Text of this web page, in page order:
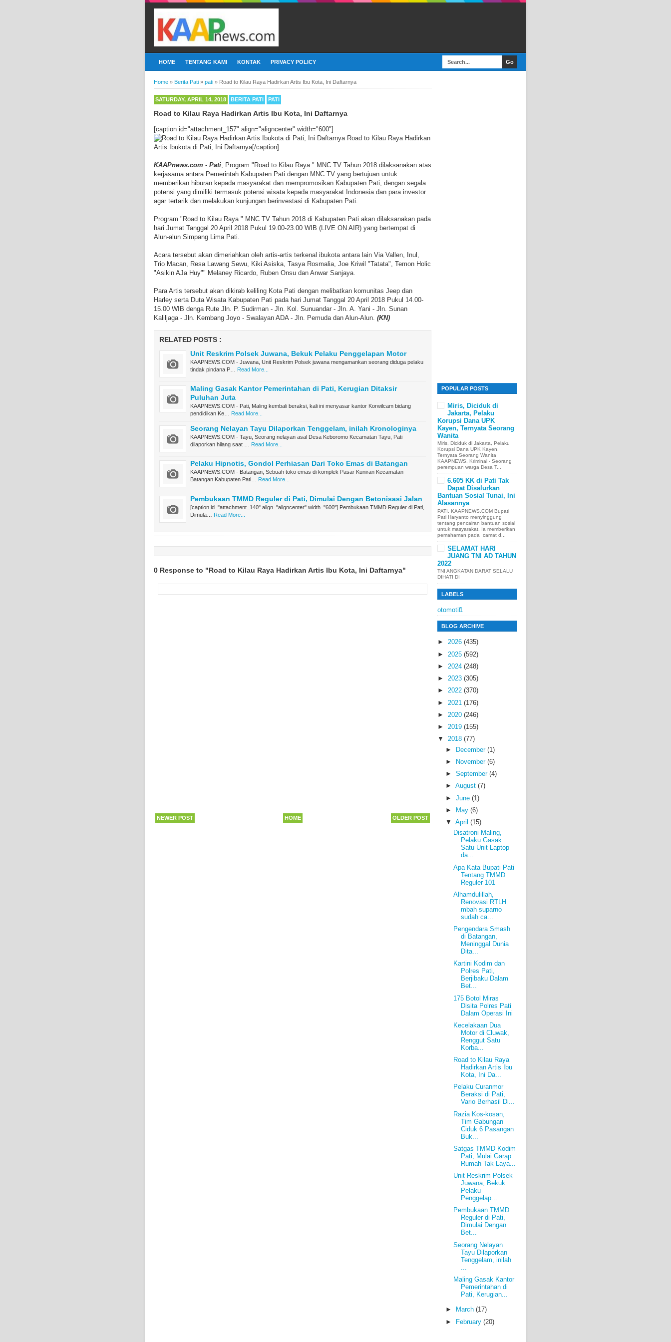
HOME TENTANG KAMI KONTAK PRIVACY POLICY
Home » Berita Pati » pati » Road to Kilau Raya Hadirkan Artis Ibu Kota, Ini Daftarnya
SATURDAY, APRIL 14, 2018 BERITA PATI PATI
Road to Kilau Raya Hadirkan Artis Ibu Kota, Ini Daftarnya
[caption id="attachment_157" align="aligncenter" width="600"]
Road to Kilau Raya Hadirkan
Artis Ibukota di Pati, Ini Daftarnya[/caption]
KAAPnews.com - Pati , Program "Road to Kilau Raya " MNC TV Tahun 2018 dilaksanakan atas
kerjasama antara Pemerintah Kabupaten Pati dengan MNC TV yang bertujuan untuk
memberikan hiburan kepada masyarakat dan mempromosikan Kabupaten Pati, dengan segala
potensi yang dimiliki termasuk potensi wisata kepada masyarakat Indonesia dan para investor
agar tertarik dan melakukan kunjungan berinvestasi di Kabupaten Pati.
Program "Road to Kilau Raya " MNC TV Tahun 2018 di Kabupaten Pati akan dilaksanakan pada
hari Jumat Tanggal 20 April 2018 Pukul 19.00-23.00 WIB (LIVE ON AIR) yang bertempat di
Alun-alun Simpang Lima Pati.
Acara tersebut akan dimeriahkan oleh artis-artis terkenal ibukota antara lain Via Vallen, Inul,
Trio Macan, Resa Lawang Sewu, Kiki Asiska, Tasya Rosmalia, Joe Kriwil "Tatata", Temon Holic
"Asikin AJa Huy"" Melaney Ricardo, Ruben Onsu dan Anwar Sanjaya.
Para Artis tersebut akan dikirab keliling Kota Pati dengan melibatkan komunitas Jeep dan
Harley serta Duta Wisata Kabupaten Pati pada hari Jumat Tanggal 20 April 2018 Pukul 14.00-
15.00 WIB denga Rute Jln. P. Sudirman - Jln. Kol. Sunuandar - Jln. A. Yani - Jln. Sunan
Kaliljaga - Jln. Kembang Joyo - Swalayan ADA - Jln. Pemuda dan Alun-Alun. (KN)
RELATED POSTS :
Unit Reskrim Polsek Juwana, Bekuk Pelaku Penggelapan Motor
KAAPNEWS.COM - Juwana, Unit Reskrim Polsek juwana mengamankan seorang diduga pelaku
tindak pindana P…
Read More...
Maling Gasak Kantor Pemerintahan di Pati, Kerugian Ditaksir
Puluhan Juta
KAAPNEWS.COM - Pati, Maling kembali beraksi, kali ini menyasar kantor Korwilcam bidang
pendidikan Ke…
Read More...
Seorang Nelayan Tayu Dilaporkan Tenggelam, inilah Kronologinya
KAAPNEWS.COM - Tayu, Seorang nelayan asal Desa Keboromo Kecamatan Tayu, Pati
dilaporkan hilang saat …
Read More...
Pelaku Hipnotis, Gondol Perhiasan Dari Toko Emas di Batangan
KAAPNEWS.COM - Batangan, Sebuah toko emas di komplek Pasar Kuniran Kecamatan
Batangan Kabupaten Pati… Read More...
Pembukaan TMMD Reguler di Pati, Dimulai Dengan Betonisasi Jalan
[caption id="attachment_140" align="aligncenter" width="600"] Pembukaan TMMD Reguler di Pati,
Dimula…
Read More...
0 Response to "Road to Kilau Raya Hadirkan Artis Ibu Kota, Ini Daftarnya"
NEWER POST OLDER POST
HOME
POPULAR POSTS
Miris, Diciduk di
Jakarta, Pelaku
Korupsi Dana UPK
Kayen, Ternyata Seorang
Wanita
Miris, Diciduk di Jakarta, Pelaku
Korupsi Dana UPK Kayen,
Ternyata Seorang Wanita
KAAPNEWS, Kriminal - Seorang
perempuan warga Desa T...
6.605 KK di Pati Tak
Dapat Disalurkan
Bantuan Sosial Tunai, Ini
Alasannya
PATI, KAAPNEWS.COM Bupati
Pati Haryanto menyinggung
tentang pencairan bantuan sosial
untuk masyarakat. Ia memberikan
pemahaman pada camat d...
SELAMAT HARI
JUANG TNI AD TAHUN
2022
TNI ANGKATAN DARAT SELALU
DIHATI DI
LABELS
otomotif1
BLOG ARCHIVE
► 2026 (435)
► 2025 (592)
► 2024 (248)
► 2023 (305)
► 2022 (370)
► 2021 (176)
► 2020 (246)
► 2019 (155)
▼ 2018 (77)
► December (1)
►
November (6)
► September (4)
► August (7)
► June (1)
►
May (6)
▼ April (15)
Disatroni Maling,
Pelaku Gasak
Satu Unit Laptop
da...
Apa Kata Bupati Pati
Tentang TMMD
Reguler 101
Alhamdulillah,
Renovasi RTLH
mbah suparno
sudah ca...
Pengendara Smash
di Batangan,
Meninggal Dunia
Dita...
Kartini Kodim dan
Polres Pati,
Berjibaku Dalam
Bet...
175 Botol Miras
Disita Polres Pati
Dalam Operasi Ini
Kecelakaan Dua
Motor di Cluwak,
Renggut Satu
Korba...
Road to Kilau Raya
Hadirkan Artis Ibu
Kota, Ini Da...
Pelaku Curanmor
Beraksi di Pati,
Vario Berhasil Di...
Razia Kos-kosan,
Tim Gabungan
Ciduk 6 Pasangan
Buk...
Satgas TMMD Kodim
Pati, Mulai Garap
Rumah Tak Laya...
Unit Reskrim Polsek
Juwana, Bekuk
Pelaku
Penggelap...
Pembukaan TMMD
Reguler di Pati,
Dimulai Dengan
Bet...
Seorang Nelayan
Tayu Dilaporkan
Tenggelam, inilah
Maling Gasak Kantor
Pemerintahan di
Pati, Kerugian...
► March (17)
► February (20)